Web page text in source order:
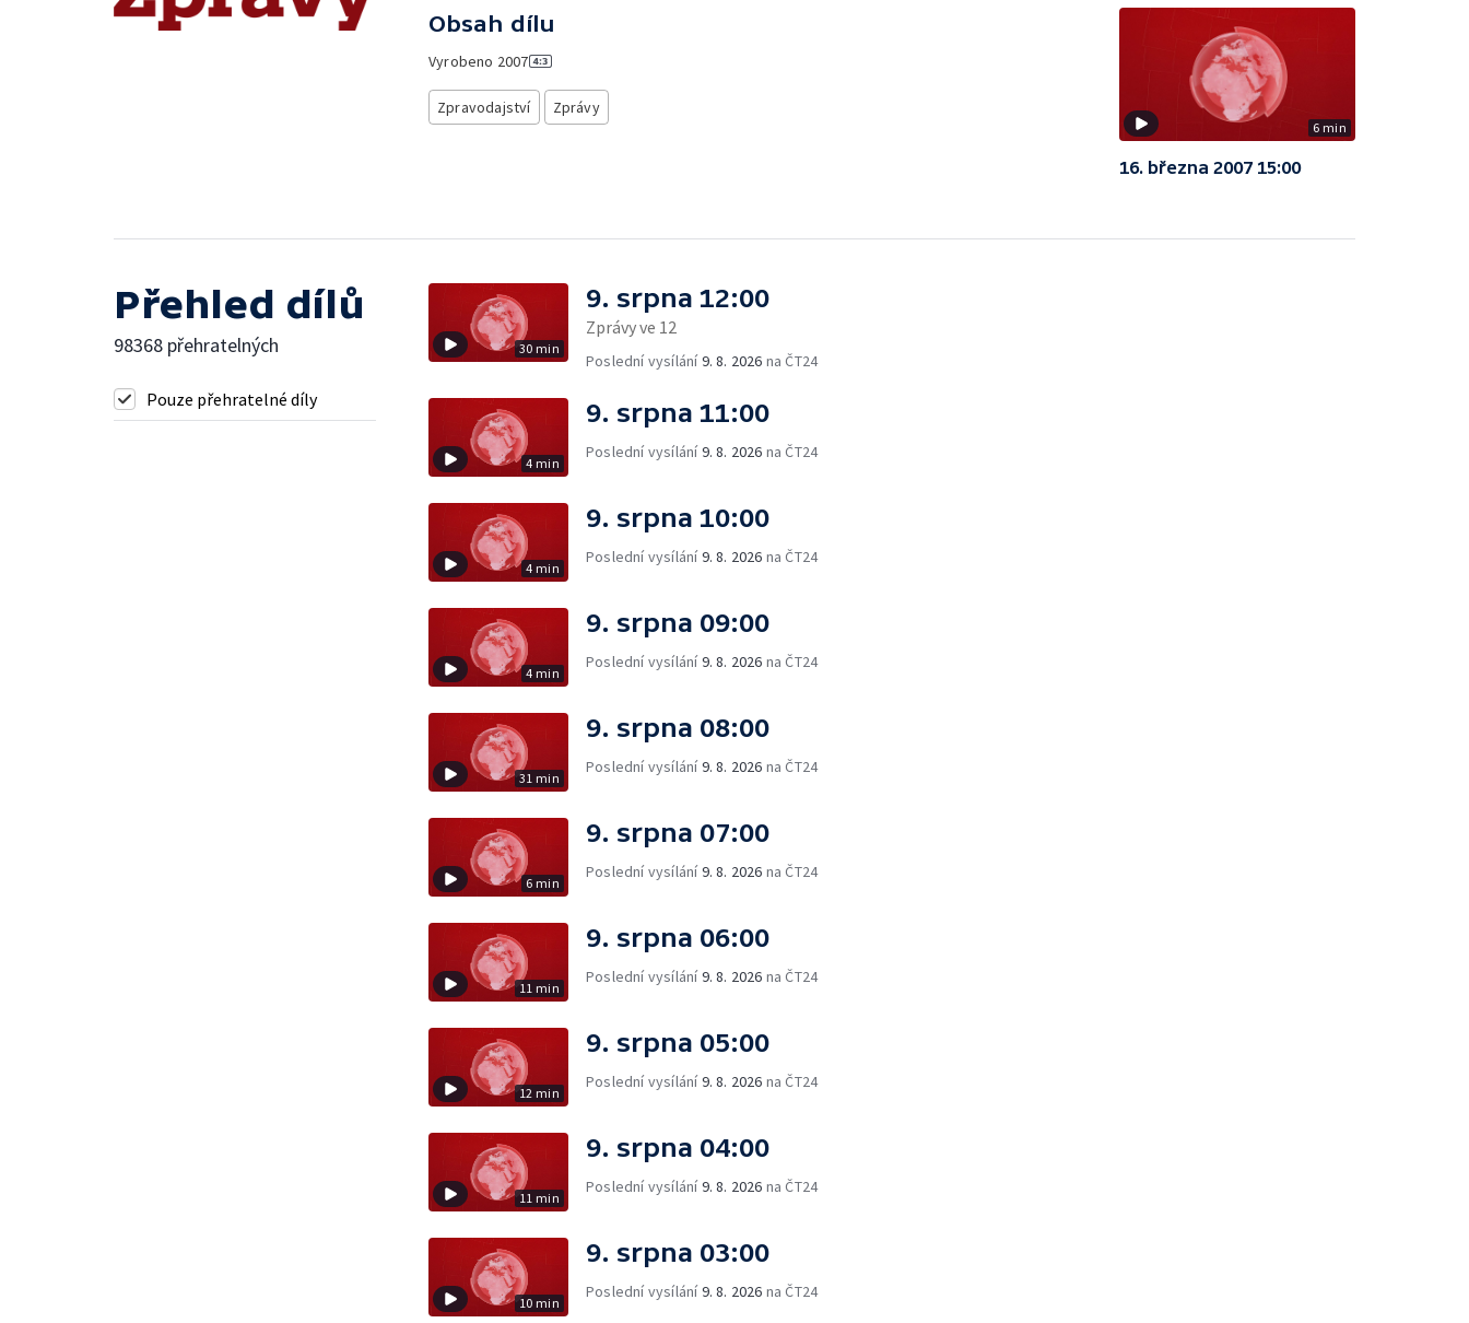
Obsah dílu
Vyrobeno 2007
Zpravodajství Zprávy
6 min
16. března 2007 15:00
Přehled dílů
98368 přehratelných
Pouze přehratelné díly
30 min
9. srpna 12:00
Zprávy ve 12
Poslední vysílání9. 8. 2026 na ČT24
4 min
9. srpna 11:00
Poslední vysílání9. 8. 2026 na ČT24
4 min
9. srpna 10:00
Poslední vysílání9. 8. 2026 na ČT24
4 min
9. srpna 09:00
Poslední vysílání9. 8. 2026 na ČT24
31 min
9. srpna 08:00
Poslední vysílání9. 8. 2026 na ČT24
6 min
9. srpna 07:00
Poslední vysílání9. 8. 2026 na ČT24
11 min
9. srpna 06:00
Poslední vysílání9. 8. 2026 na ČT24
12 min
9. srpna 05:00
Poslední vysílání9. 8. 2026 na ČT24
11 min
9. srpna 04:00
Poslední vysílání9. 8. 2026 na ČT24
10 min
9. srpna 03:00
Poslední vysílání9. 8. 2026 na ČT24